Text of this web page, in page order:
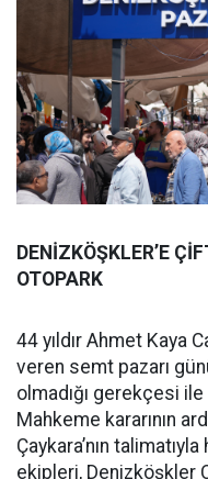
DENİZKÖŞKLER’E
OTOPARK
44 yıldır Ahmet Kaya
veren semt pazarı
olmadığı gerekçesi ile
Mahkeme kararının
Çaykara’nın
ekipleri, Denizköşkler